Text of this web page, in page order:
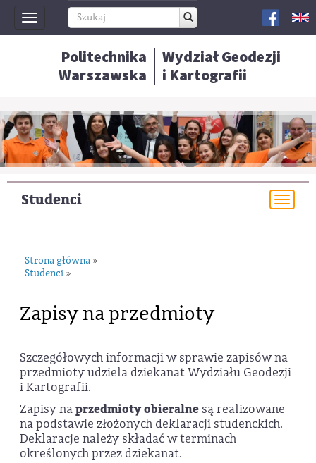
Toggle
navigation
Politechnika
Warszawska
Wydział Geodezji
i Kartografii
Studenci
Strona główna »
Studenci »
Zapisy na przedmioty
Szczegółowych informacji w sprawie zapisów na
przedmioty udziela dziekanat Wydziału Geodezji
i Kartografii.
Zapisy naprzedmioty obieralne są realizowane
na podstawie złożonych deklaracji studenckich.
Deklaracje należy składać w terminach
określonych przez dziekanat.